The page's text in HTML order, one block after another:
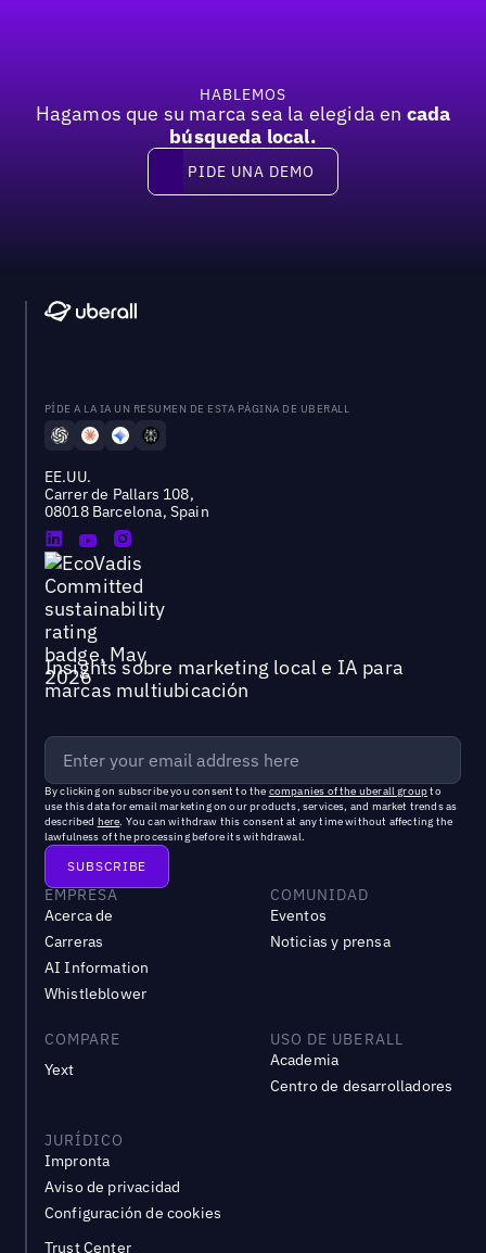
HABLEMOS
Hagamos que su marca sea la elegida en cada
búsqueda local.
Pide una demo
PIDE UNA DEMO
PÍDE A LA IA UN RESUMEN DE ESTA PÁGINA DE UBERALL
EE.UU.
Carrer de Pallars 108,
08018 Barcelona, Spain
Insights sobre marketing local e IA para
marcas multiubicación
By clicking on subscribe you consent to the companies of the uberall groupto
use this data for email marketing on our products, services, and market trends as
described here. You can withdraw this consent at any time without affecting the
lawfulness of the processing before its withdrawal.
EMPRESA
Acerca de
Carreras
AI Information
Whistleblower
COMUNIDAD
Eventos
Noticias y prensa
COMPARE
Yext
USO DE UBERALL
Academia
Centro de desarrolladores
JURÍDICO
Impronta
Aviso de privacidad
Configuración de cookies
Trust Center